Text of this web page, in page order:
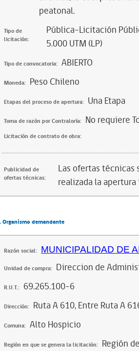
peatonal.
Tipo de
licitación:
Pública-Licitación
5.000 UTM (LP)
Tipo de convocatoria: ABIERTO
Moneda: Peso Chileno
Etapas del proceso de apertura: Una Etapa
Toma de razón por Contraloría: No requiere
Licitación de contrato de obra:
Publicidad de
ofertas técnicas:
Las ofertas
realizada la
Organismo demandante
Razón social: MUNICIPALIDAD DE
Unidad de compra: Direccion de
R.U.T.: 69.265.100-6
Dirección: Ruta A 610, Entre Ruta A
Comuna: Alto Hospicio
Región en que se genera la licitación: Región